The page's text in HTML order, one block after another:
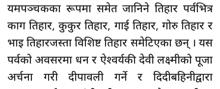
यमपञ्चकका रूपमा समेत जानिने तिहार पर्वभित्र
काग तिहार, कुकुर तिहार, गाई तिहार, गोरु तिहार र
भाइ तिहारजस्ता विशिष्ट तिहार समेटिएका छन् । यस
पर्वको अवसरमा धन र ऐश्वर्यकी देवी लक्ष्मीको पूजा
अर्चना गरी दीपावली गर्ने र दिदीबहिनीद्वारा